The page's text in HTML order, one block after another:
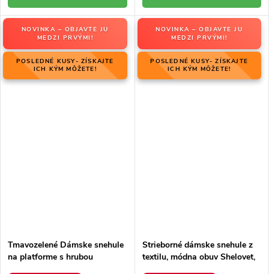
NOVINKA – OBJAVTE JU
MEDZI PRVÝMI!
POSLEDNÉ KUSY- ZÍSKAJTE
ICH KÝM MÔŽETE!
Tmavozelené Dámske snehule
na platforme s hrubou
NOVINKA – OBJAVTE JU
MEDZI PRVÝMI!
POSLEDNÉ KUSY- ZÍSKAJTE
ICH KÝM MÔŽETE!
Strieborné dámske snehule z
textilu, módna obuv Shelovet,